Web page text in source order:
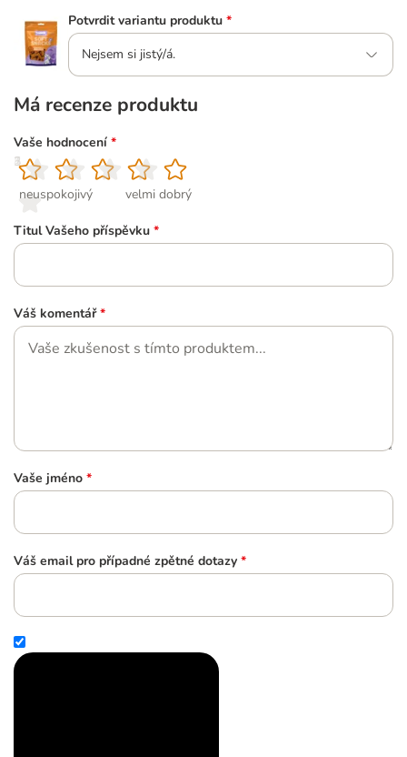
Potvrdit variantu produktu *
Nejsem si jistý/á.
Má recenze produktu
Vaše hodnocení *
1
neuspokojivý
2
3
4
5
velmi dobrý
Titul Vašeho příspěvku *
Váš komentář *
Vaše jméno *
Váš email pro případné zpětné dotazy *